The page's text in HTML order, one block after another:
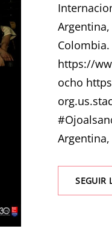
Colombia.
https://
ocho
Argentina,
SEGUIR